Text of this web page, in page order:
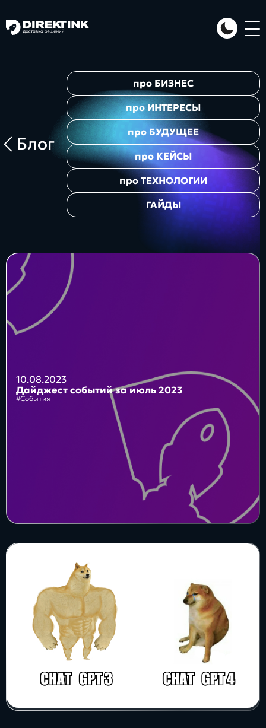
Направления
Web System
Проекты
Бизнес
Контакты Продукты
Заполнить
Контакты
8 800 505 34 99
info@direkt.ink
Блог
про БИЗНЕС
про ИНТЕРЕСЫ
про БУДУЩЕЕ
про КЕЙСЫ
проТЕХНОЛОГИИ
ГАЙДЫ
10.08.2023
Дайджест событий за июль 2023
#События